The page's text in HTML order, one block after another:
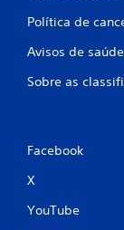
Política de
Avisos de saúde
Sobre as
Facebook
X
YouTube